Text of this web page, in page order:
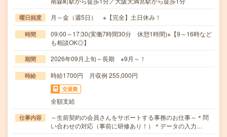
曜日頻度 月～金（週5日） ※【完全】土日休み！
時間
09:00～17:30(実働7時間30分 休憩1時間)※【9～16時など
も相談OK◎】
期間 2026年09月上旬～長期 ※9月～！
時給 時給1700円 月収例 255,000円
交通費
全額支給
仕事内容
～生前契約の会員さんをサポートする事務のお仕事～＊問
い合わせの対応（事前に研修あり！）＊データの入力…